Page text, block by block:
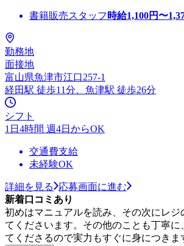
書籍販売スタッフ 時給1,100円〜
勤務地
面接地
富山県魚津市江口257-1
経田駅 徒歩11分、魚津駅 徒歩26分
シフト
1日4時間 週4日からOK
交通費支給
未経験OK
詳細を見る
応募画面に進む
新着口コミあり
初めはマニュアルを読み、その次にレジ
てくださいます。その他のことも丁寧に
てくださるので実力もすぐに身につきま